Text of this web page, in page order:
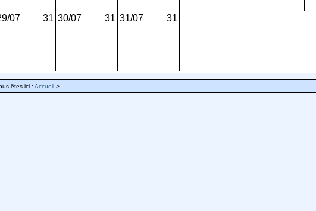
07 31 30/07 31 31/07 31
êtes ici : Accueil >